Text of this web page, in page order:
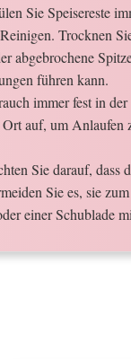
Sie Speisereste
Trocknen
abgebrochene
führen kann.
immer fest in
auf, um Anlaufen
Sie darauf,
Sie es, sie
einer Schublade